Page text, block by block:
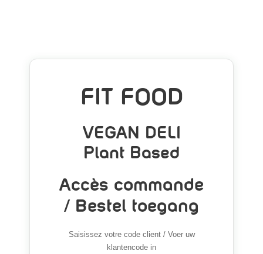
FIT FOOD
VEGAN DELI
Plant Based
Accès commande
/ Bestel toegang
Saisissez votre code client / Voer uw
klantencode in